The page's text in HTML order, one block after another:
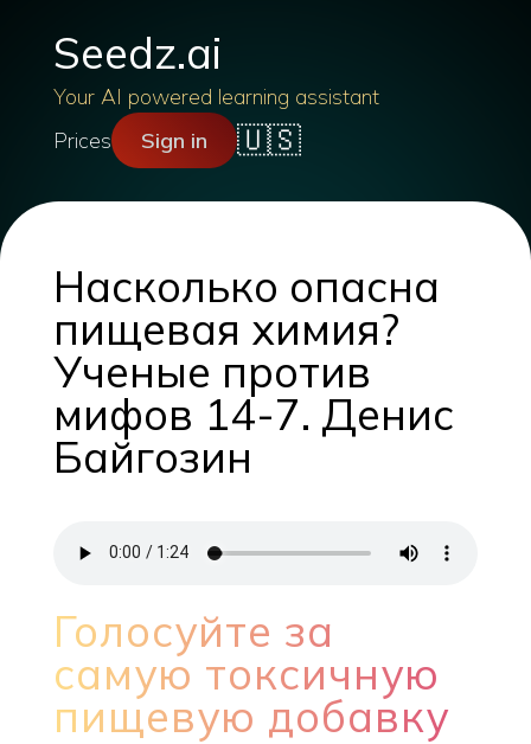
Seedz.ai
Your AI powered learning assistant
Prices
Sign in 🇺🇸
Насколько опасна
пищевая химия?
Ученые против
мифов 14-7. Денис
Байгозин
Голосуйте за
самую токсичную
пищевую добавку